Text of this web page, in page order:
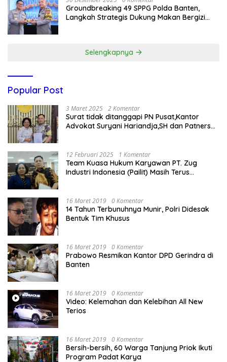
Groundbreaking 49 SPPG Polda Banten,
Langkah Strategis Dukung Makan Bergizi
Selengkapnya
Popular Post
3 Maret 2025 2 Komentar
Surat tidak ditanggapi PN Pusat,Kantor
Advokat Suryani Hariandja,SH dan Patners
12 Februari 2025 1 Komentar
Team Kuasa Hukum Karyawan PT. Zug
Industri Indonesia (Pailit) Masih Terus
16 Maret 2019 0 Komentar
14 Tahun Terbunuhnya Munir, Polri Didesak
Bentuk Tim Khusus
16 Maret 2019 0 Komentar
Prabowo Resmikan Kantor DPD Gerindra di
Banten
16 Maret 2019 0 Komentar
Video: Kelemahan dan Kelebihan All New
Terios
16 Maret 2019 0 Komentar
Bersih-bersih, 60 Warga Tanjung Priok Ikuti
Program Padat Karya